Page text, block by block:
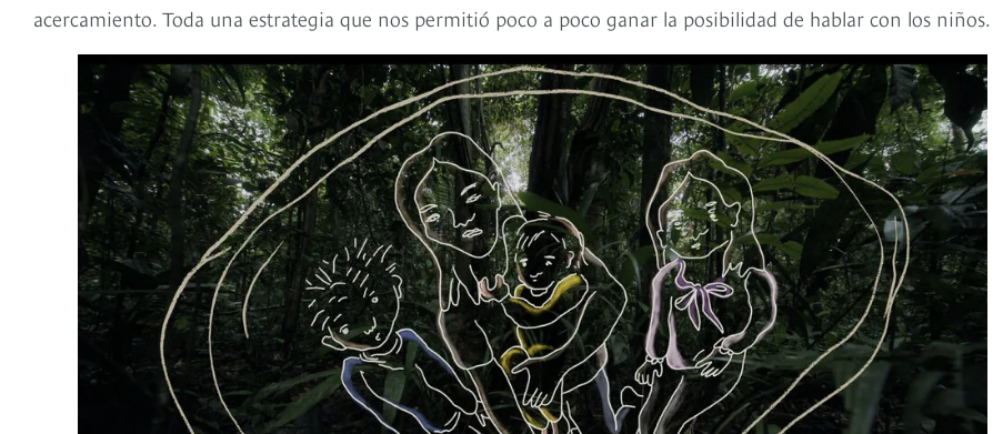
acercamiento. Toda una estrategia que nos permitió poco a poco ganar la posibilidad de hablar con los niños.